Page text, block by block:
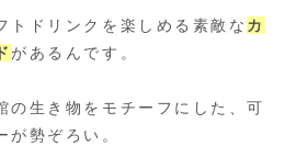
トドリンクを楽しめる素敵な カ
があるんです。
の生き物をモチーフにした、可
が勢ぞろい。